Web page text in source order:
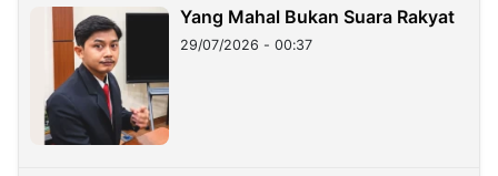
Yang Mahal Bukan Suara Rakyat
29/07/2026 - 00:37